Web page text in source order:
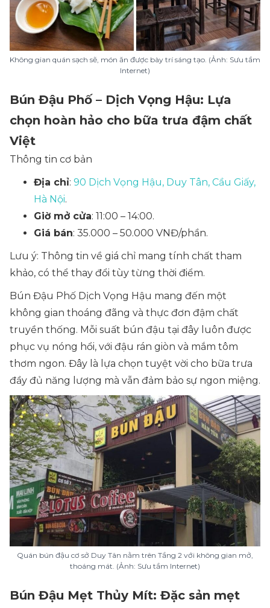
Không gian quán sạch sẽ, món ăn được bày trí sáng tạo. (Ảnh: Sưu tầm
Internet)
Bún Đậu Phố – Dịch Vọng Hậu: Lựa
chọn hoàn hảo cho bữa trưa đậm chất
Việt
Thông tin cơ bản
Địa chỉ: 90 Dịch Vọng Hậu, Duy Tân, Cầu Giấy,
Hà Nội.
Giờ mở cửa: 11:00 – 14:00.
Giá bán: 35.000 – 50.000 VNĐ/phần.
Lưu ý: Thông tin về giá chỉ mang tính chất tham
khảo, có thể thay đổi tùy từng thời điểm.
Bún Đậu Phố Dịch Vọng Hậu mang đến một
không gian thoáng đãng và thực đơn đậm chất
truyền thống. Mỗi suất bún đậu tại đây luôn được
phục vụ nóng hổi, với đậu rán giòn và mắm tôm
thơm ngon. Đây là lựa chọn tuyệt vời cho bữa trưa
đầy đủ năng lượng mà vẫn đảm bảo sự ngon miệng.
Quán bún đậu cơ sở Duy Tân nằm trên Tầng 2 với không gian mở,
thoáng mát. (Ảnh: Sưu tầm Internet)
Bún Đậu Mẹt Thủy Mít: Đặc sản mẹt